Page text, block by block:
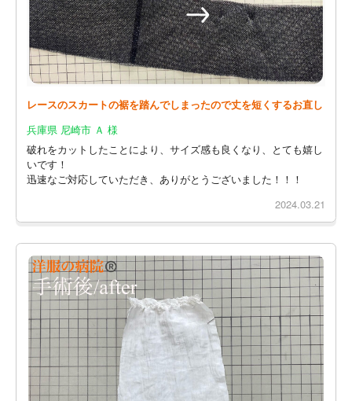
レースのスカートの裾を踏んでしまったので丈を短くするお直し
兵庫県 尼崎市 Ａ 様
破れをカットしたことにより、サイズ感も良くなり、とても嬉し
いです！
迅速なご対応していただき、ありがとうございました！！！
2024.03.21